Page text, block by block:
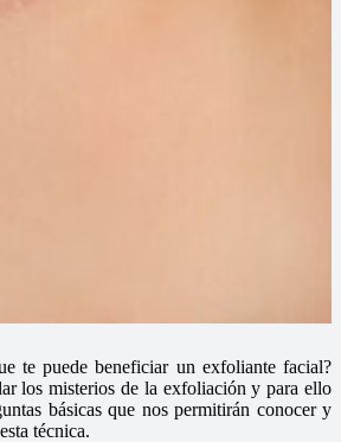
te puede beneficiar un exfoliante facial?
los misterios de la exfoliación y para ello
básicas que nos permitirán conocer y
técnica.